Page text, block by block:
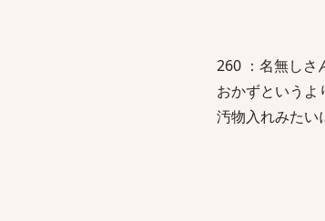
260 ：名無しさ
おかずという
汚物入れみたい